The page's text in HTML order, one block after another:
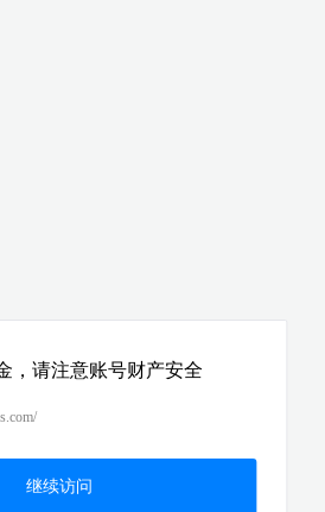
，请注意账号财产安全
继续访问